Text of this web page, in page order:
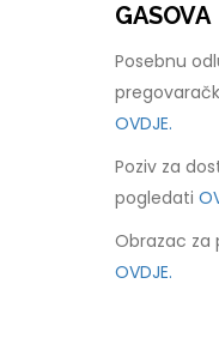
GASOVA
Posebnu
OVDJE.
Poziv za
pogledati
Obrazac za
OVDJE.